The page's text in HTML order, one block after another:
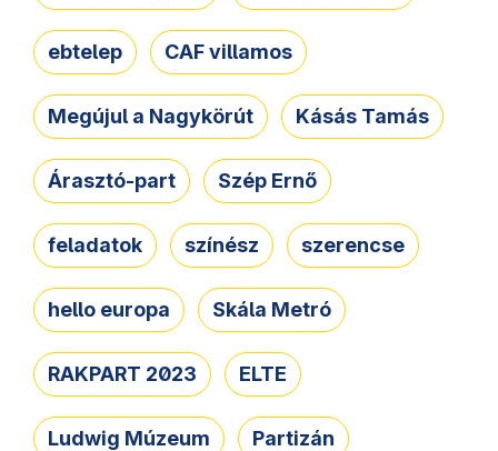
ebtelep CAF villamos
Megújul a Nagykörút Kásás Tamás
Árasztó-part Szép Ernő
feladatok színész szerencse
hello europa Skála Metró
RAKPART 2023 ELTE
Ludwig Múzeum Partizán